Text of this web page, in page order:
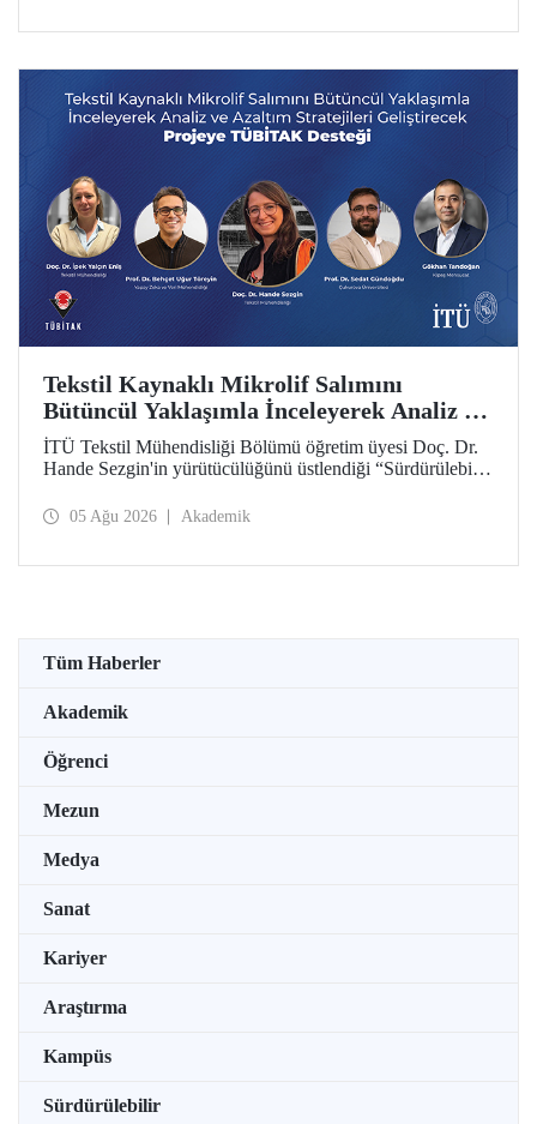
Tekstil Kaynaklı Mikrolif Salımını
Bütüncül Yaklaşımla İnceleyerek Analiz ve
Azaltım Stratejileri Geliştirecek Projeye
TÜBİTAK Desteği
İTÜ Tekstil Mühendisliği Bölümü öğretim üyesi Doç. Dr.
Hande Sezgin'in yürütücülüğünü üstlendiği “Sürdürülebilir
Koşullarına Bağlı Mikrolif Salımı: Aşınma, UV Maruziyeti
05 Ağu 2026 Akademik
Tüm Haberler
Akademik
Öğrenci
Mezun
Medya
Sanat
Kariyer
Araştırma
Kampüs
Sürdürülebilir